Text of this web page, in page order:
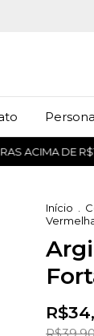
ACIMA DE
Início